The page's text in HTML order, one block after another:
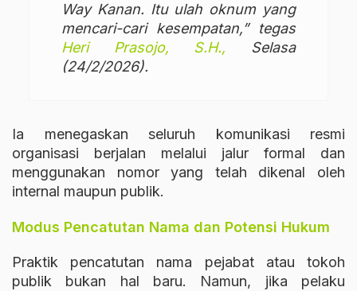
Way Kanan. Itu ulah oknum yang
mencari-cari kesempatan,” tegas
Heri Prasojo, S.H., Selasa
(24/2/2026).
Ia menegaskan seluruh komunikasi resmi
organisasi berjalan melalui jalur formal dan
menggunakan nomor yang telah dikenal oleh
internal maupun publik.
Modus Pencatutan Nama dan Potensi Hukum
Praktik pencatutan nama pejabat atau tokoh
publik bukan hal baru. Namun, jika pelaku